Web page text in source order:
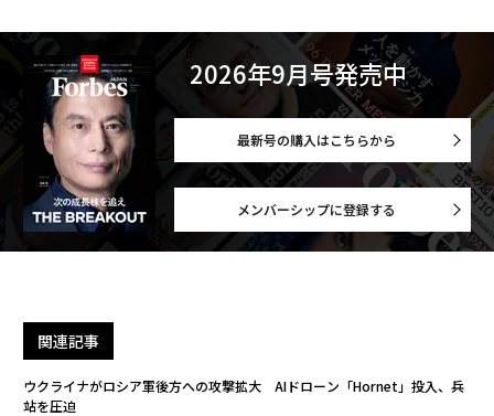
2026年9月号発売中
最新号の購入はこちらから
メンバーシップに登録する
関連記事
ウクライナがロシア軍後方への攻撃拡大 AIドローン「Hornet」投入、兵
站を圧迫